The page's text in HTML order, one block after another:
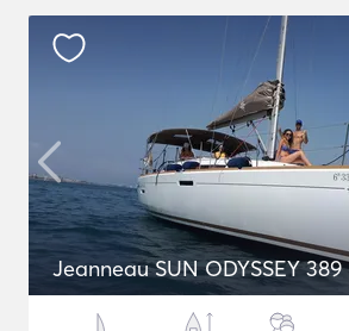
Jeanneau SUN ODYSSEY 389